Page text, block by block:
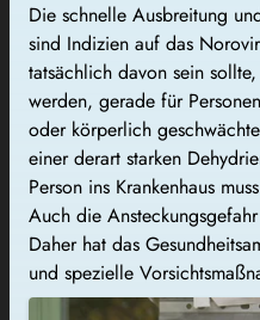
Die schnelle Ausbreitung
sind Indizien auf das
tatsächlich davon sein
werden, gerade für
oder körperlich
einer derart starken
Person ins Krankenhaus
Auch die
Daher hat das
und spezielle